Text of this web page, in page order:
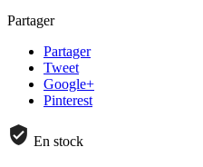
Partager
Partager
Tweet
Google+
Pinterest
En stock